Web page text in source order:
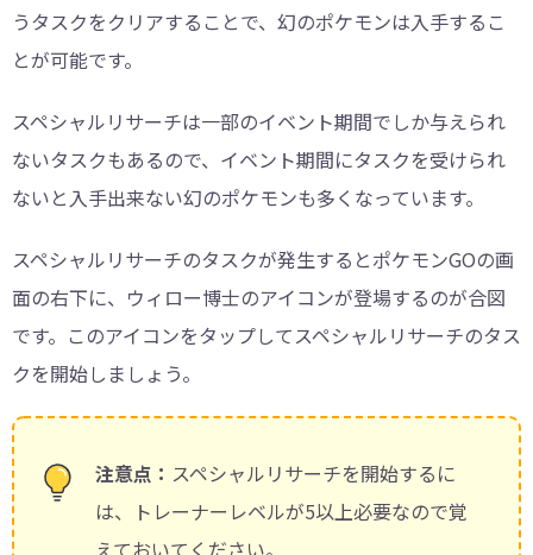
うタスクをクリアすることで、幻のポケモンは入手するこ
とが可能です。
スペシャルリサーチは一部のイベント期間でしか与えられ
ないタスクもあるので、イベント期間にタスクを受けられ
ないと入手出来ない幻のポケモンも多くなっています。
スペシャルリサーチのタスクが発生するとポケモンGOの画
面の右下に、ウィロー博士のアイコンが登場するのが合図
です。このアイコンをタップしてスペシャルリサーチのタス
クを開始しましょう。
注意点： スペシャルリサーチを開始するに
は、トレーナーレベルが5以上必要なので覚
えておいてください。